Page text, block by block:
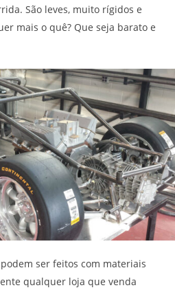
São leves, muito rígidos e
mais o quê? Que seja barato e
ser feitos com materiais
qualquer loja que venda